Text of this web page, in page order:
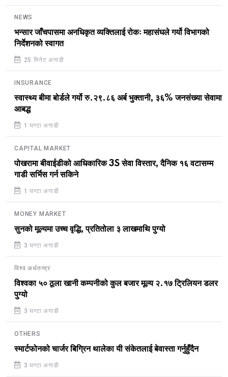
NEWS
भन्सार जाँचपासमा अनधिकृत व्यक्तिलाई रोकः महासंघले गर्यो विभागको
निर्देशनको स्वागत
25 मिनेट अगाडी
INSURANCE
स्वास्थ्य बीमा बोर्डले गर्यो रु.२९.८६ अर्ब भुक्तानी, ३६% जनसंख्या सेवामा
आबद्ध
1 घण्टा अगाडी
CAPITAL MARKET
पोखरामा बीवाईडीको आधिकारिक 3S सेवा विस्तार, दैनिक १६ वटासम्म
गाडी सर्भिस गर्न सकिने
1 घण्टा अगाडी
MONEY MARKET
सुनको मूल्यमा उच्च वृद्धि, प्रतितोला ३ लाखमाथि पुग्यो
3 घण्टा अगाडी
विश्व अर्थतन्त्र
विश्वका ५० ठूला खानी कम्पनीको कुल बजार मूल्य २.१७ ट्रिलियन डलर
पुग्यो
3 घण्टा अगाडी
OTHERS
स्मार्टफोनको चार्जर बिग्रिन थालेका यी संकेतलाई बेवास्ता गर्नुहुँदैन
3 घण्टा अगाडी